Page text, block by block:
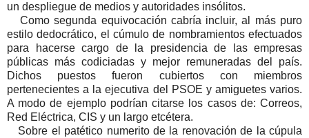
un despliegue de medios y autoridades insólitos.
Como segunda equivocación cabría incluir, al más puro
estilo dedocrático, el cúmulo de nombramientos efectuados
para hacerse cargo de la presidencia de las empresas
públicas más codiciadas y mejor remuneradas del país.
Dichos puestos fueron cubiertos con miembros
pertenecientes a la ejecutiva del PSOE y amiguetes varios.
A modo de ejemplo podrían citarse los casos de: Correos,
Red Eléctrica, CIS y un largo etcétera.
Sobre el patético numerito de la renovación de la cúpula